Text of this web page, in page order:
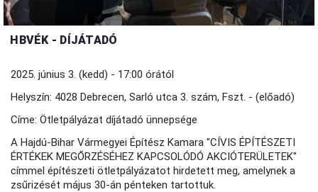
HBVÉK - DÍJÁTADÓ
2025. június 3. (kedd) - 17:00 órától
Helyszín: 4028 Debrecen, Sarló utca 3. szám, Fszt. - (előadó)
Címe: Ötletpályázat díjátadó ünnepsége
A Hajdú-Bihar Vármegyei Építész Kamara "CÍVIS ÉPÍTÉSZETI
ÉRTÉKEK MEGŐRZÉSÉHEZ KAPCSOLÓDÓ AKCIÓTERÜLETEK"
címmel építészeti ötletpályázatot hirdetett meg, amelynek a
zsűrizését május 30-án pénteken tartottuk.